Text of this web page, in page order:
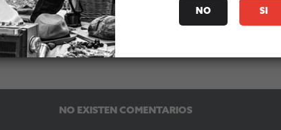
COMENTARIOS (0)
NO EXISTEN COMENTARIOS
NO SI